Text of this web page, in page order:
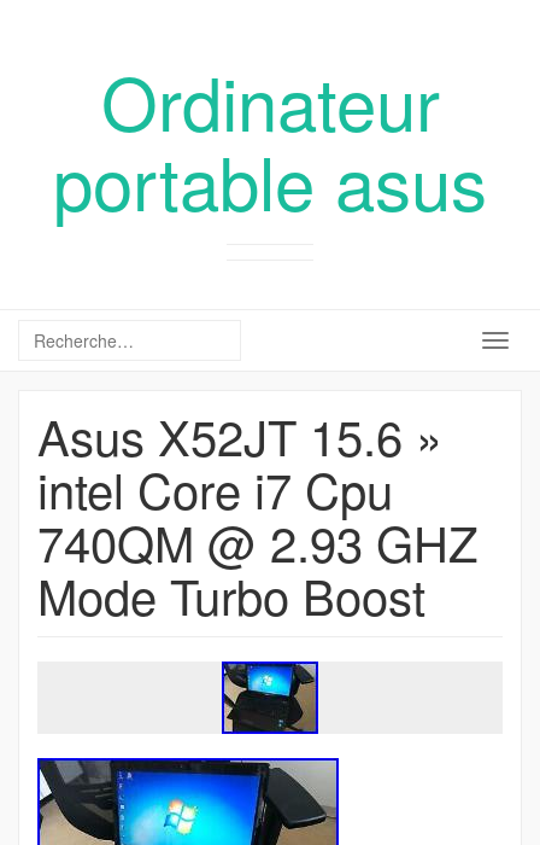
Ordinateur
portable asus
Asus X52JT 15.6 »
intel Core i7 Cpu
740QM @ 2.93 GHZ
Mode Turbo Boost